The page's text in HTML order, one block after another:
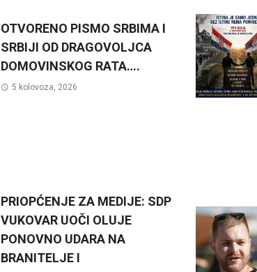
OTVORENO PISMO SRBIMA I
SRBIJI OD DRAGOVOLJCA
DOMOVINSKOG RATA….
5 kolovoza, 2026
PRIOPĆENJE ZA MEDIJE: SDP
VUKOVAR UOČI OLUJE
PONOVNO UDARA NA
BRANITELJE I